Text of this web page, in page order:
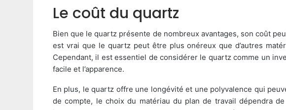
Le coût du quartz
Bien que le quartz présente de nombreux avantages, son coût
est vrai que le quartz peut être plus onéreux que d’autres
Cependant, il est essentiel de considérer le quartz comme un
facile et l’apparence.
En plus, le quartz offre une longévité et une polyvalence qui
de compte, le choix du matériau du plan de travail dépendra